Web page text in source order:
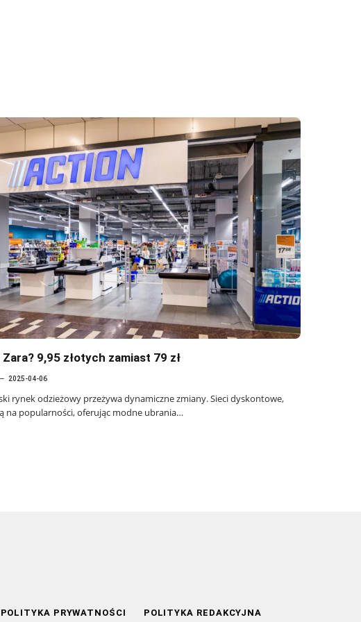
9,95 złotych zamiast 79 zł
2025-04-06
rynek odzieżowy przeżywa dynamiczne zmiany. Sieci dyskontowe,
na popularności, oferując modne ubrania…
POLITYKA PRYWATNOŚCI POLITYKA REDAKCYJNA